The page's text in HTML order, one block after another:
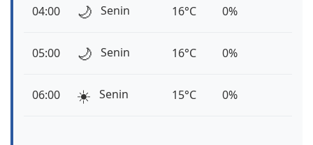
04:00 🌙 Senin 16°C 0%
05:00 🌙 Senin 16°C 0%
06:00 ☀️ Senin 15°C 0%